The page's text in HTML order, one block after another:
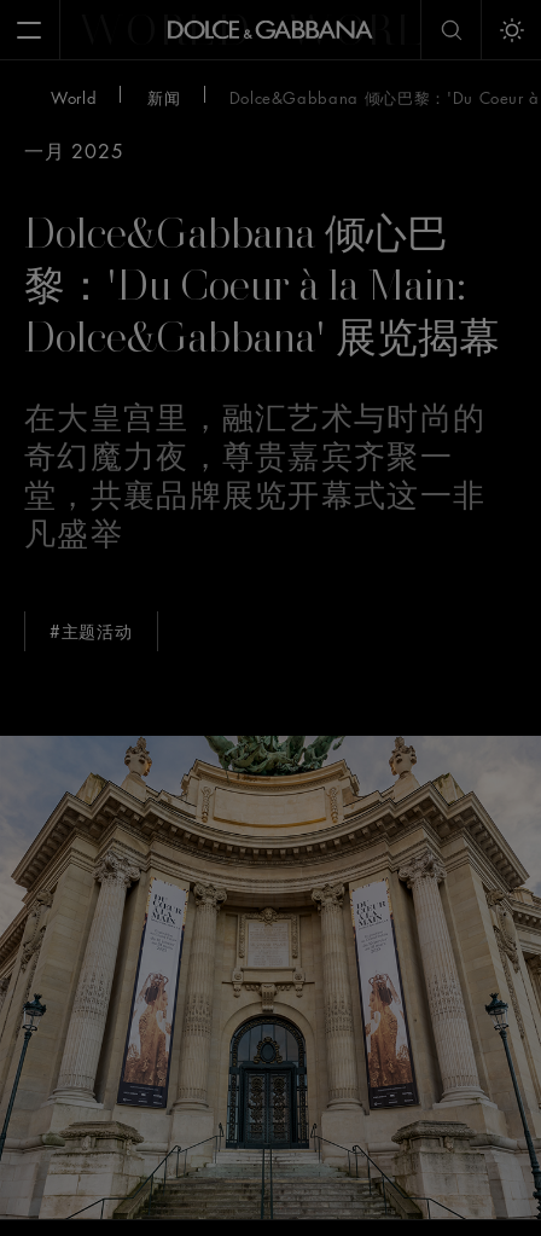
Open MenuWORLD WORLD
World 新闻 Dolce&Gabbana 倾心巴黎：'Du
一月 2025
Dolce&Gabbana 倾心巴
黎：'Du Coeur à la Main:
Dolce&Gabbana' 展览揭幕
在大皇宫里，融汇艺术与时尚的
奇幻魔力夜，尊贵嘉宾齐聚一
堂，共襄品牌展览开幕式这一非
凡盛举
#主题活动